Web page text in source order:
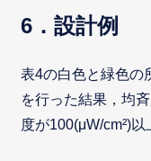
6．設計例
表4の白色と緑色の
を行った結果，均
度が100(μW/cm²)